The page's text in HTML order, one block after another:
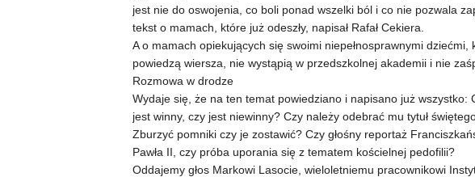
jest nie do oswojenia, co boli ponad wszelki ból i co nie pozwala
tekst o mamach, które już odeszły, napisał Rafał Cekiera.
A o mamach opiekujących się swoimi niepełnosprawnymi
powiedzą wiersza, nie wystąpią w przedszkolnej akademii i nie
Rozmowa w drodze
Wydaje się, że na ten temat powiedziano i napisano już wszystko:
jest winny, czy jest niewinny? Czy należy odebrać mu tytuł
Zburzyć pomniki czy je zostawić? Czy głośny reportaż
Pawła II, czy próba uporania się z tematem kościelnej pedofilii?
Oddajemy głos Markowi Lasocie, wieloletniemu pracownikowi